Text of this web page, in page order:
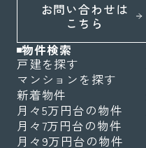
お問い合わせは
こちら
物件検索
戸建を探す
マンションを探す
新着物件
月々5万円台の物件
月々7万円台の物件
月々9万円台の物件